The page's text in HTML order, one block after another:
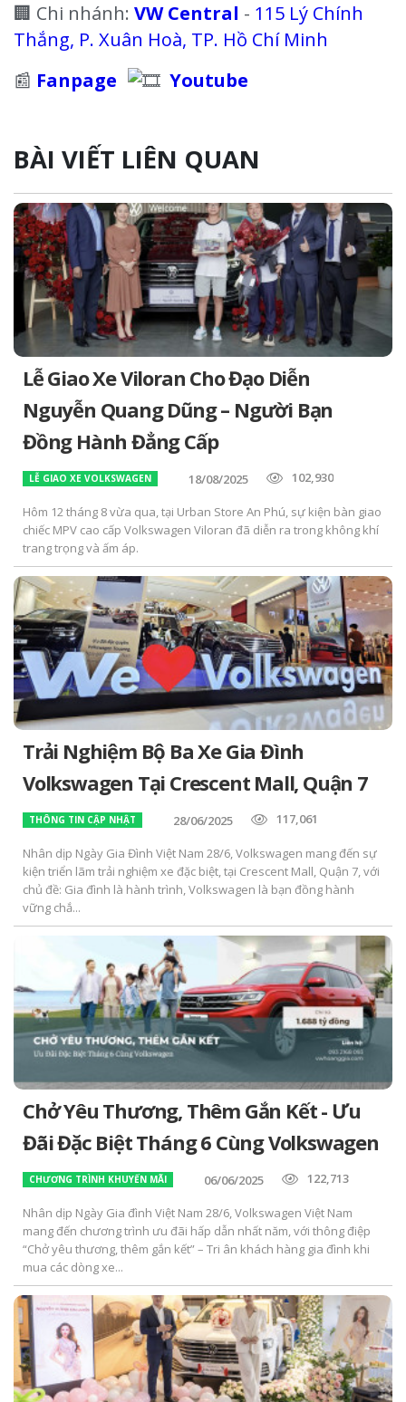
🏢 Chi nhánh: VW Central - 115 Lý Chính
Thắng, P. Xuân Hoà, TP. Hồ Chí Minh
📰 Fanpage Youtube
BÀI VIẾT LIÊN QUAN
Lễ Giao Xe Viloran Cho Đạo Diễn
Nguyễn Quang Dũng – Người Bạn
Đồng Hành Đẳng Cấp
LỄ GIAO XE VOLKSWAGEN 18/08/2025 102,930
Hôm 12 tháng 8 vừa qua, tại Urban Store An Phú, sự kiện bàn giao
chiếc MPV cao cấp Volkswagen Viloran đã diễn ra trong không khí
trang trọng và ấm áp.
Trải Nghiệm Bộ Ba Xe Gia Đình
Volkswagen Tại Crescent Mall, Quận 7
THÔNG TIN CẬP NHẬT 28/06/2025 117,061
Nhân dịp Ngày Gia Đình Việt Nam 28/6, Volkswagen mang đến sự
kiện triển lãm trải nghiệm xe đặc biệt, tại Crescent Mall, Quận 7, với
chủ đề: Gia đình là hành trình, Volkswagen là bạn đồng hành
vững chắ...
Chở Yêu Thương, Thêm Gắn Kết - Ưu
Đãi Đặc Biệt Tháng 6 Cùng Volkswagen
CHƯƠNG TRÌNH KHUYẾN MÃI 06/06/2025 122,713
Nhân dịp Ngày Gia đình Việt Nam 28/6, Volkswagen Việt Nam
mang đến chương trình ưu đãi hấp dẫn nhất năm, với thông điệp
“Chở yêu thương, thêm gắn kết” – Tri ân khách hàng gia đình khi
mua các dòng xe...
Thông Báo
ĐÓNG